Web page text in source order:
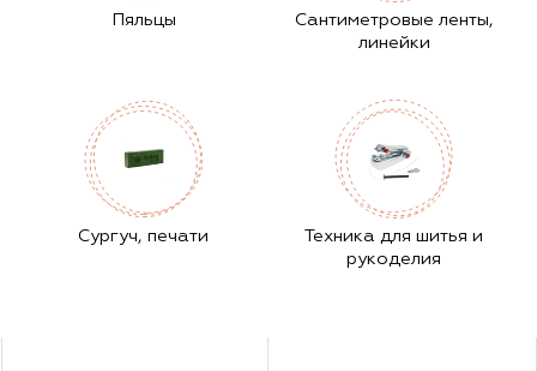
Пяльцы
Сантиметровые ленты,
линейки
Сургуч, печати
Техника для шитья и
рукоделия